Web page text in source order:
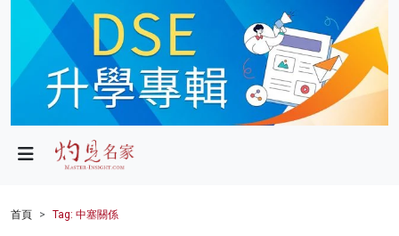
政局
財經
首頁 Tag: 中塞關係